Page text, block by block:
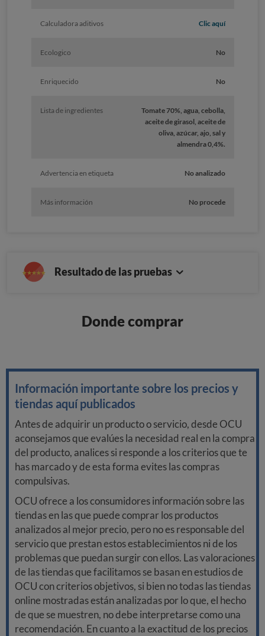
Calculadora aditivos Clic aquí
Ecologico No
Enriquecido No
Lista de ingredientes
Tomate 70%, agua, cebolla,
aceite de girasol, aceite de
oliva, azúcar, ajo, sal y
almendra 0,4%.
Advertencia en etiqueta No analizado
Más información No procede
Resultado de las pruebas
Donde comprar
Información importante sobre los precios y
tiendas aquí publicados
Antes de adquirir un producto o servicio, desde OCU
aconsejamos que evalúes la necesidad real en la compra
del producto, analices si responde a los criterios que te
has marcado y de esta forma evites las compras
compulsivas.
OCU ofrece a los consumidores información sobre las
tiendas en las que puede comprar los productos
analizados al mejor precio, pero no es responsable del
servicio que prestan estos establecimientos ni de los
problemas que puedan surgir con ellos. Las valoraciones
de las tiendas que facilitamos se basan en estudios de
OCU con criterios objetivos, si bien no todas las tiendas
online mostradas están analizadas por lo que, el hecho
de que se muestren, no debe interpretarse como una
recomendación. En cuanto a la exactitud de los precios